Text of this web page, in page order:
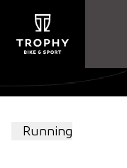
Running